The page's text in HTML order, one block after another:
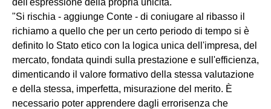
"Si rischia - aggiunge Conte - di coniugare al ribasso il
richiamo a quello che per un certo periodo di tempo si è
definito lo Stato etico con la logica unica dell'impresa, del
mercato, fondata quindi sulla prestazione e sull'efficienza,
dimenticando il valore formativo della stessa valutazione
e della stessa, imperfetta, misurazione del merito. È
necessario poter apprendere dagli errorisenza che